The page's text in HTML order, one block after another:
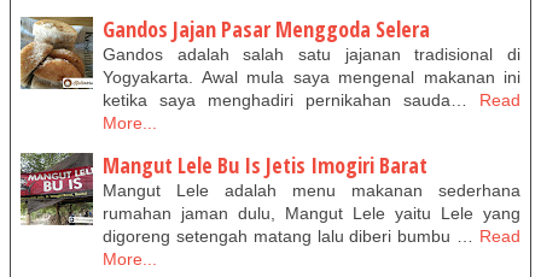
Gandos Jajan Pasar Menggoda Selera
Gandos adalah salah satu jajanan tradisional di
Yogyakarta. Awal mula saya mengenal makanan ini
ketika saya menghadiri pernikahan sauda…
Read
More...
Mangut Lele Bu Is Jetis Imogiri Barat
Mangut Lele adalah menu makanan sederhana
rumahan jaman dulu, Mangut Lele yaitu Lele yang
digoreng setengah matang lalu diberi bumbu …
Read
More...